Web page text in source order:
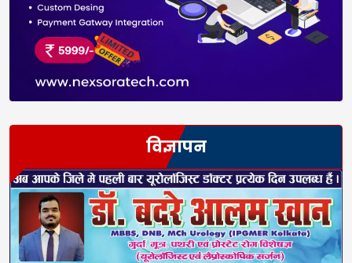
विज्ञापन